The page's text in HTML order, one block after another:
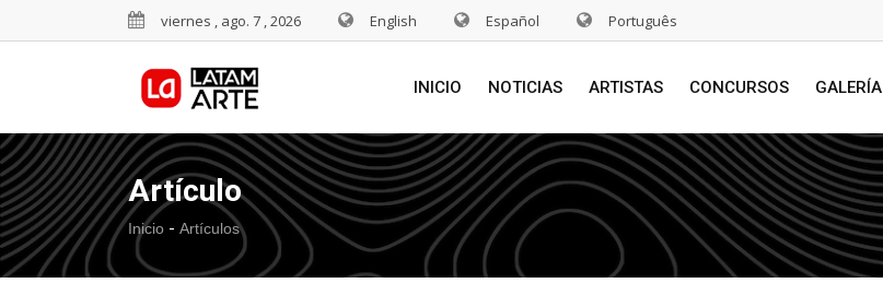
viernes , ago. 7 , 2026 English Español Português
INICIO NOTICIAS ARTISTAS CONCURSOS GALERÍA
Artículo
Inicio - Artículos